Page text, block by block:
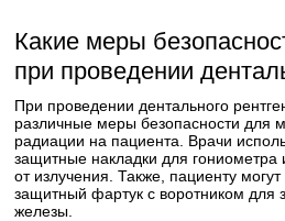
Какие меры
при проведении
При проведении дентального
различные меры безопасности для
радиации на пациента. Врачи
защитные накладки для
от излучения. Также, пациенту
защитный фартук с воротником для
железы.